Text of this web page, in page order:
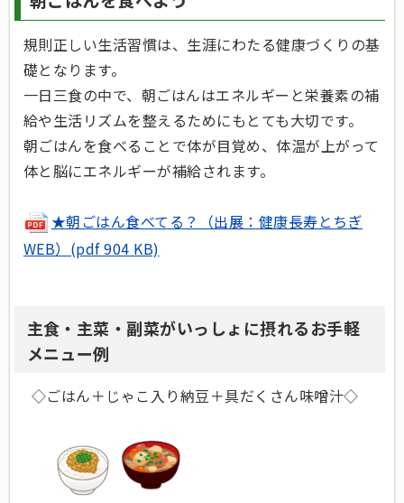
規則正しい生活習慣は、生涯にわたる健康づくりの基
礎となります。
一日三食の中で、朝ごはんはエネルギーと栄養素の補
給や生活リズムを整えるためにもとても大切です。
朝ごはんを食べることで体が目覚め、体温が上がって
体と脳にエネルギーが補給されます。
★朝ごはん食べてる？（出展：健康長寿とちぎ
WEB）(pdf 904 KB)
主食・主菜・副菜がいっしょに摂れるお手軽
メニュー例
◇ごはん＋じゃこ入り納豆＋具だくさん味噌汁◇